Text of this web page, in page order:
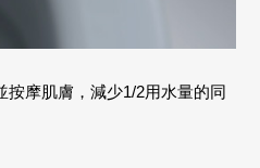
按摩肌膚，減少1/2用水量的同